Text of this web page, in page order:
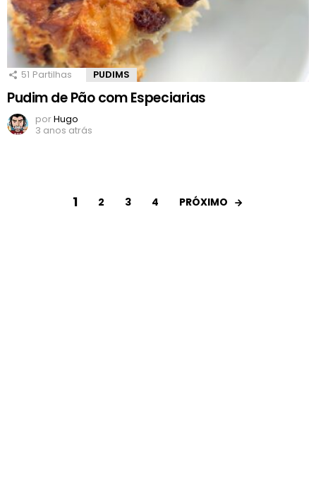
51 Partilhas PUDIMS
Pudim de Pão com Especiarias
porHugo
3 anos atrás
1 2 3 4 PRÓXIMO